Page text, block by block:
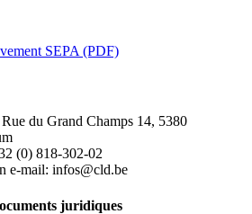
SEPA (PDF)
du Grand Champs 14, 5380
(0) 818-302-02
e-mail: infos@cld.be
juridiques